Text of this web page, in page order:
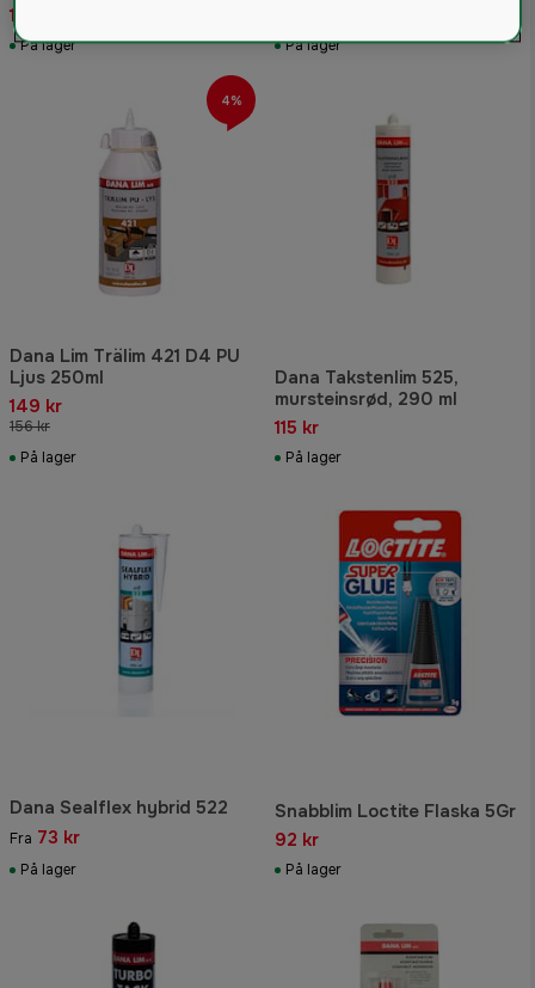
128 kr
På lager På lager
Dana Lim Trälim 421 D4 PU
Ljus 250ml
149 kr
156 kr
På lager
4%
Dana Takstenlim 525,
mursteinsrød, 290 ml
115 kr
På lager
Dana Sealflex hybrid 522
Fra 73 kr
På lager
Snabblim Loctite Flaska 5Gr
92 kr
På lager